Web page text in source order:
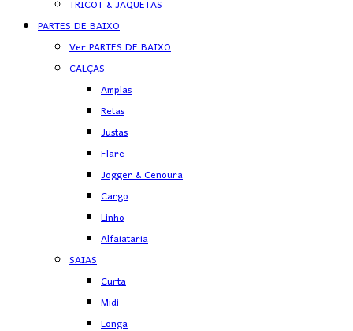
TRICOT & JAQUETAS
PARTES DE BAIXO
Ver PARTES DE BAIXO
CALÇAS
Amplas
Retas
Justas
Flare
Jogger & Cenoura
Cargo
Linho
Alfaiataria
SAIAS
Curta
Midi
Longa